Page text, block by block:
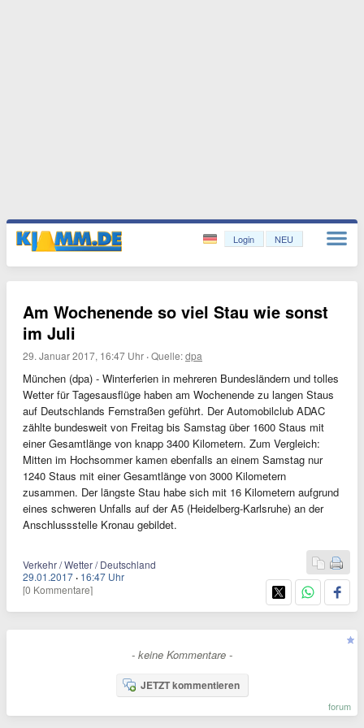
Login NEU
Am Wochenende so viel Stau wie sonst
im Juli
29. Januar 2017, 16:47 Uhr ·Quelle:dpa
München (dpa) - Winterferien in mehreren Bundesländern und tolles
Wetter für Tagesausflüge haben am Wochenende zu langen Staus
auf Deutschlands Fernstraßen geführt. Der Automobilclub ADAC
zählte bundesweit von Freitag bis Samstag über 1600 Staus mit
einer Gesamtlänge von knapp 3400 Kilometern. Zum Vergleich:
Mitten im Hochsommer kamen ebenfalls an einem Samstag nur
1240 Staus mit einer Gesamtlänge von 3000 Kilometern
zusammen. Der längste Stau habe sich mit 16 Kilometern aufgrund
eines schweren Unfalls auf der A5 (Heidelberg-Karlsruhe) an der
Anschlussstelle Kronau gebildet.
Verkehr / Wetter / Deutschland
29.01.2017 · 16:47 Uhr
[0 Kommentare]
- keine Kommentare -
JETZT kommentieren
forum